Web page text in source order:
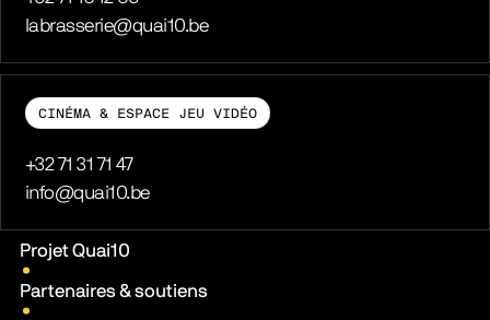
E-mail
labrasserie@quai10.be
CINÉMA & ESPACE JEU VIDÉO
Téléphone
+32 71 31 71 47
E-mail
info@quai10.be
Liens pratiques
Projet Quai10
Partenaires & soutiens